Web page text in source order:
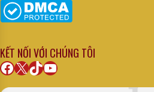
KẾT NỐI VỚI CHÚNG TÔI
Facebook
X TikTok
Youtube